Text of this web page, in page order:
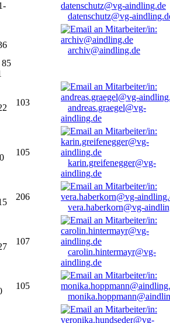
datenschutz@vg-
archiv@aindling.de
85
103
andreas.graegel@vg-
aindling.de
105
karin.greifenegger@vg-
aindling.de
206
vera.haberkorn@vg-
107
carolin.hintermayr@vg-
aindling.de
105